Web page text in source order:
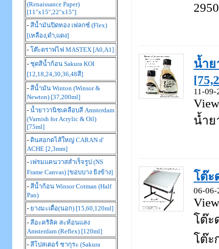
(Renaissance Paper)
[11"x15",22"x15"]
- สีน้ำมันปิดทอง เฟลกซ์ (Flex)
[เหลือง,ดำ,แดง]
- โต๊ะดราฟไฟ MASTEX [A0,A1]
- ชุดสีน้ำก้อน Sakura KOI
[12,18,24,30,36,48สี]
- สีน้ำมัน Winton (Winsor &
Newton) [37,200ml]
- น้ำยาวานิชเคลือบสี Amsterdam
(Varnish for Acrylic & Oil)
[75ml]
- ดินสอกดไส้ใหญ่ CARAN d'
ACHE [2,3mm]
- เฟรมแคนวาสสำเร็จรูป (NS
Frame Canvas) [ขอบบาง ยิงข้าง]
- สีน้ำก้อน Winsor Cotman (Half
Pan)
- ยางมะเดื่อ(นอก) [15,60,120ml]
- สีอะคริลิค สะท้อนแสง
Amsterdam (Reflex) [120ml]
- สีโปสเตอร์ ซากุระ (Sakura
น้ำย
11-09-
น้ำย
โต๊ะ
06-06-
โต๊ะ
โต๊ะ